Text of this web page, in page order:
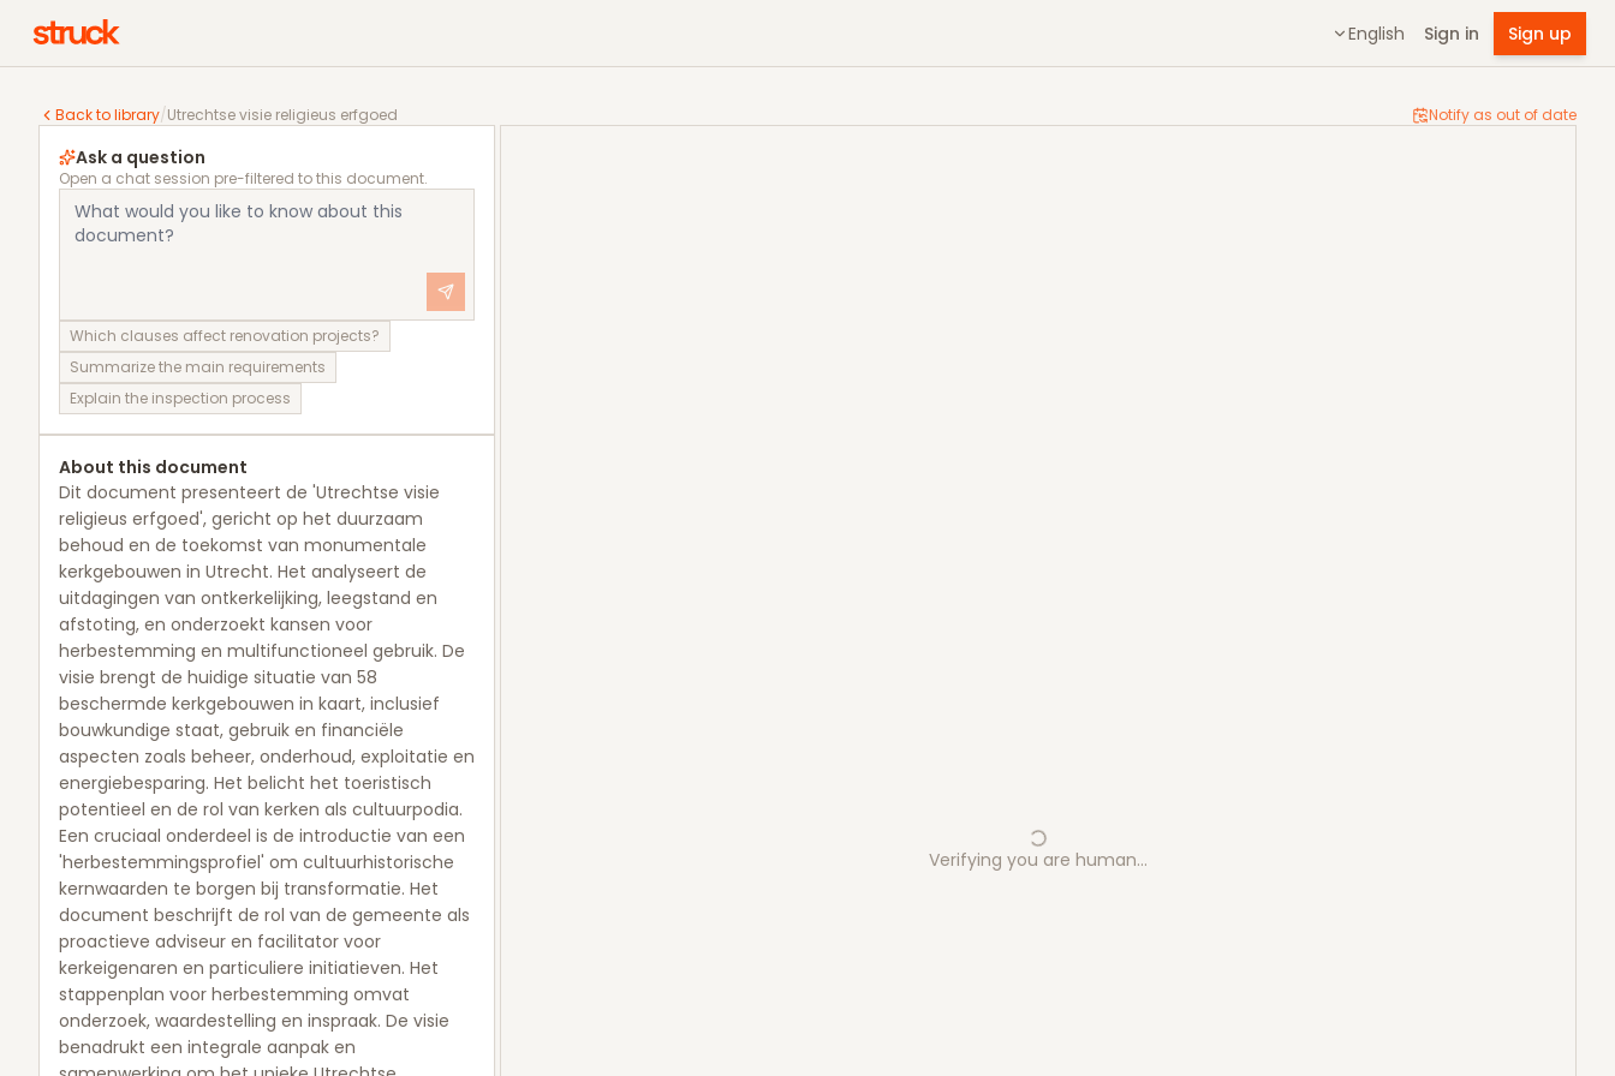
English Sign in Sign up
Back to library/Utrechtse visie religieus erfgoed Notify as out of date
Utrechtse visie religieus erfgoed
Ask a question
Open a chat session pre-filtered to this document.
Which clauses affect renovation projects?
Summarize the main requirements
Explain the inspection process
About this document
Dit document presenteert de 'Utrechtse visie
religieus erfgoed', gericht op het duurzaam
behoud en de toekomst van monumentale
kerkgebouwen in Utrecht. Het analyseert de
uitdagingen van ontkerkelijking, leegstand en
afstoting, en onderzoekt kansen voor
herbestemming en multifunctioneel gebruik. De
visie brengt de huidige situatie van 58
beschermde kerkgebouwen in kaart, inclusief
bouwkundige staat, gebruik en financiële
aspecten zoals beheer, onderhoud, exploitatie en
energiebesparing. Het belicht het toeristisch
potentieel en de rol van kerken als cultuurpodia.
Een cruciaal onderdeel is de introductie van een
'herbestemmingsprofiel' om cultuurhistorische
kernwaarden te borgen bij transformatie. Het
document beschrijft de rol van de gemeente als
proactieve adviseur en facilitator voor
kerkeigenaren en particuliere initiatieven. Het
stappenplan voor herbestemming omvat
onderzoek, waardestelling en inspraak. De visie
benadrukt een integrale aanpak en
Verifying you are human…